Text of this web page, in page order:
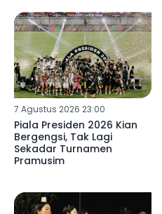
7 Agustus 2026 23:00
Piala Presiden 2026 Kian
Bergengsi, Tak Lagi
Sekadar Turnamen
Pramusim